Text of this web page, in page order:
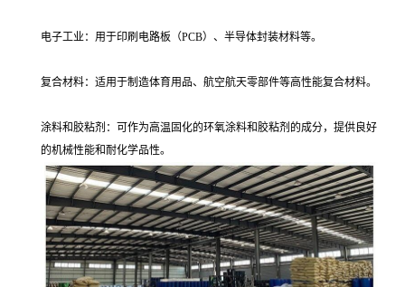
电子工业：用于印刷电路板（PCB）、半导体封装材料等。
复合材料：适用于制造体育用品、航空航天零部件等高性能复合材料。
涂料和胶粘剂：可作为高温固化的环氧涂料和胶粘剂的成分，提供良好
的机械性能和耐化学品性。